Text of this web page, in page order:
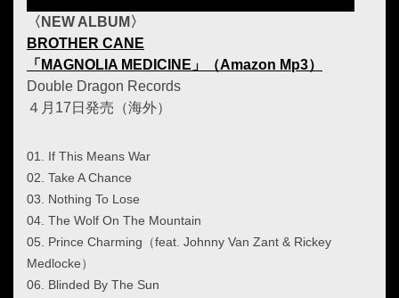
〈NEW ALBUM〉
BROTHER CANE
「MAGNOLIA MEDICINE」（Amazon Mp3）
Double Dragon Records
４月17日発売（海外）
01. If This Means War
02. Take A Chance
03. Nothing To Lose
04. The Wolf On The Mountain
05. Prince Charming（feat. Johnny Van Zant & Rickey
Medlocke）
06. Blinded By The Sun